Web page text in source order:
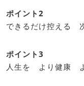
ポイント2
できるだけ控える
ポイント3
人生を より健康